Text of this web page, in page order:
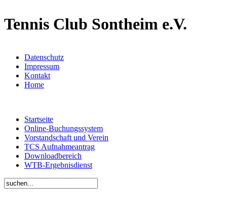
Tennis Club Sontheim e.V.
Datenschutz
Impressum
Kontakt
Home
Startseite
Online-Buchungssystem
Vorstandschaft und Verein
TCS Aufnahmeantrag
Downloadbereich
WTB-Ergebnisdienst